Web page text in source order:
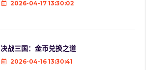
2026-04-17 13:30:02
决战三国：金币兑换之道
2026-04-16 13:30:41